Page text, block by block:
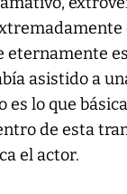
eternamente
asistido a
es lo que
de esta
el actor.